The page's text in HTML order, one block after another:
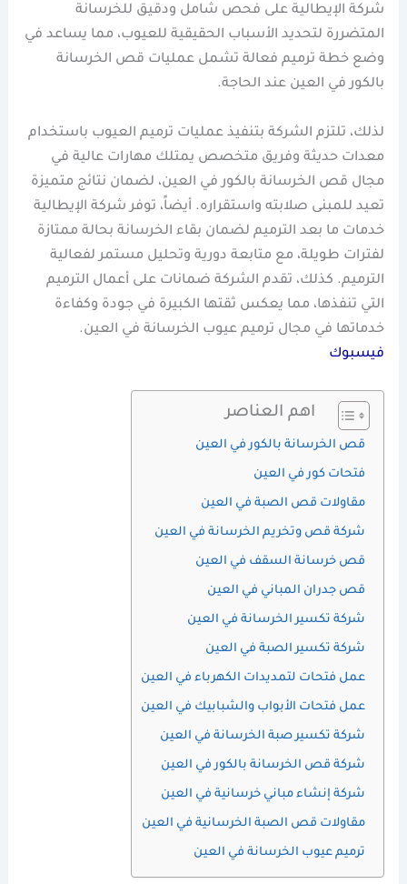
شركة الإيطالية على فحص شامل ودقيق للخرسانة
المتضررة لتحديد الأسباب الحقيقية للعيوب، مما يساعد في
وضع خطة ترميم فعالة تشمل عمليات قص الخرسانة
بالكور في العين عند الحاجة.
لذلك، تلتزم الشركة بتنفيذ عمليات ترميم العيوب باستخدام
معدات حديثة وفريق متخصص يمتلك مهارات عالية في
مجال قص الخرسانة بالكور في العين، لضمان نتائج متميزة
تعيد للمبنى صلابته واستقراره. أيضاً، توفر شركة الإيطالية
خدمات ما بعد الترميم لضمان بقاء الخرسانة بحالة ممتازة
لفترات طويلة، مع متابعة دورية وتحليل مستمر لفعالية
الترميم. كذلك، تقدم الشركة ضمانات على أعمال الترميم
التي تنفذها، مما يعكس ثقتها الكبيرة في جودة وكفاءة
خدماتها في مجال ترميم عيوب الخرسانة في العين.
فيسبوك
اهم العناصر
قص الخرسانة بالكور في العين
فتحات كور في العين
مقاولات قص الصبة في العين
شركة قص وتخريم الخرسانة في العين
قص خرسانة السقف في العين
قص جدران المباني في العين
شركة تكسير الخرسانة في العين
شركة تكسير الصبة في العين
عمل فتحات لتمديدات الكهرباء في العين
عمل فتحات الأبواب والشبابيك في العين
شركة تكسير صبة الخرسانة في العين
شركة قص الخرسانة بالكور في العين
شركة إنشاء مباني خرسانية في العين
مقاولات قص الصبة الخرسانية في العين
ترميم عيوب الخرسانة في العين